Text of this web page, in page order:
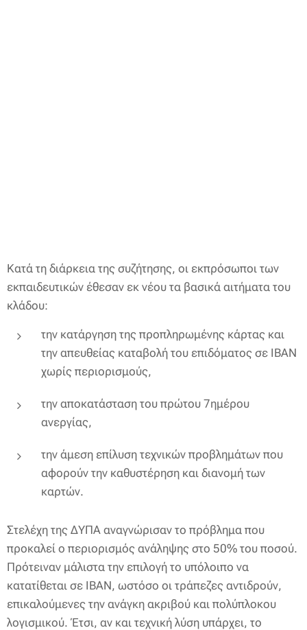
Κατά τη διάρκεια της συζήτησης, οι εκπρόσωποι των
εκπαιδευτικών έθεσαν εκ νέου τα βασικά αιτήματα του
κλάδου:
την κατάργηση της προπληρωμένης κάρτας και
την απευθείας καταβολή του επιδόματος σε ΙΒΑΝ
χωρίς περιορισμούς,
την αποκατάσταση του πρώτου 7ημέρου
ανεργίας,
την άμεση επίλυση τεχνικών προβλημάτων που
αφορούν την καθυστέρηση και διανομή των
καρτών.
Στελέχη της ΔΥΠΑ αναγνώρισαν το πρόβλημα που
προκαλεί ο περιορισμός ανάληψης στο 50% του ποσού.
Πρότειναν μάλιστα την επιλογή το υπόλοιπο να
κατατίθεται σε ΙΒΑΝ, ωστόσο οι τράπεζες αντιδρούν,
επικαλούμενες την ανάγκη ακριβού και πολύπλοκου
λογισμικού. Έτσι, αν και τεχνική λύση υπάρχει, το